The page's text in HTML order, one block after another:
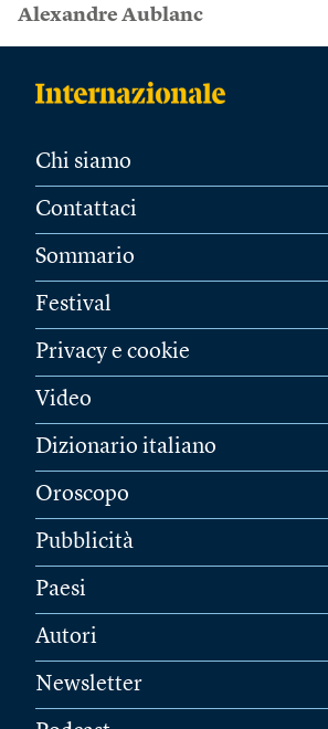
Alexandre Aublanc
Chi siamo
Contattaci
Sommario
Festival
Privacy e cookie
Video
Dizionario italiano
Oroscopo
Pubblicità
Paesi
Autori
Newsletter